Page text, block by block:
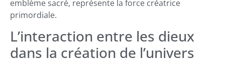
emblème sacré, représente la force créatrice
primordiale.
L’interaction entre les dieux
dans la création de l’univers